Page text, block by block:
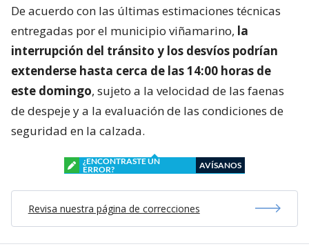
De acuerdo con las últimas estimaciones técnicas
entregadas por el municipio viñamarino, la
interrupción del tránsito y los desvíos podrían
extenderse hasta cerca de las 14:00 horas de
este domingo, sujeto a la velocidad de las faenas
de despeje y a la evaluación de las condiciones de
seguridad en la calzada.
¿ENCONTRASTE UN
ERROR?
AVÍSANOS
Revisa nuestra página de correcciones